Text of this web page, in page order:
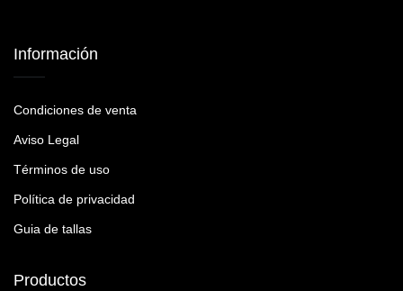
Información
Condiciones de venta
Aviso Legal
Términos de uso
Política de privacidad
Guia de tallas
Productos